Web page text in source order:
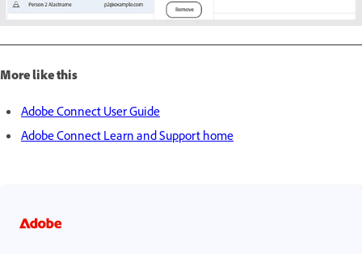
More like this
Adobe Connect User Guide
Adobe Connect Learn and Support home